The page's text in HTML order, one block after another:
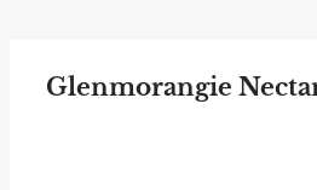
Glenmorangie